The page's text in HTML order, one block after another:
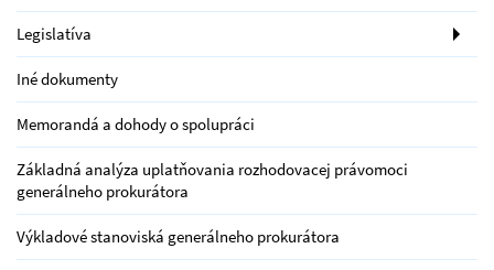
Legislatíva
Iné dokumenty
Memorandá a dohody o spolupráci
Základná analýza uplatňovania rozhodovacej právomoci
generálneho prokurátora
Výkladové stanoviská generálneho prokurátora